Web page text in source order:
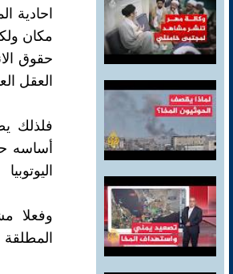
احادية
مكان
حقوق
العقل
فلذلك
أساسه
اليوتوبيا
وفعلا